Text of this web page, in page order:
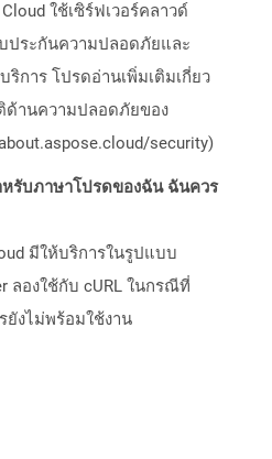
ใช้เซิร์ฟเวอร์คลาวด์
ประกันความปลอดภัยและ
การ โปรดอ่านเพิ่มเติมเกี่ยว
ด้านความปลอดภัยของ
security)
รับภาษาโปรดของฉัน ฉันควร
มีให้บริการในรูปแบบ
ลองใช้กับ cURL ในกรณีที่
ยังไม่พร้อมใช้งาน